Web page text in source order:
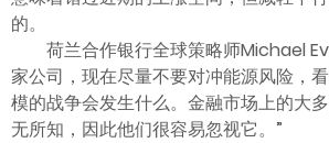
的。
荷兰合作银行全球策略师Michael
家公司，现在尽量不要对冲能源风险，
模的战争会发生什么。金融市场上的大
无所知，因此他们很容易忽视它。”